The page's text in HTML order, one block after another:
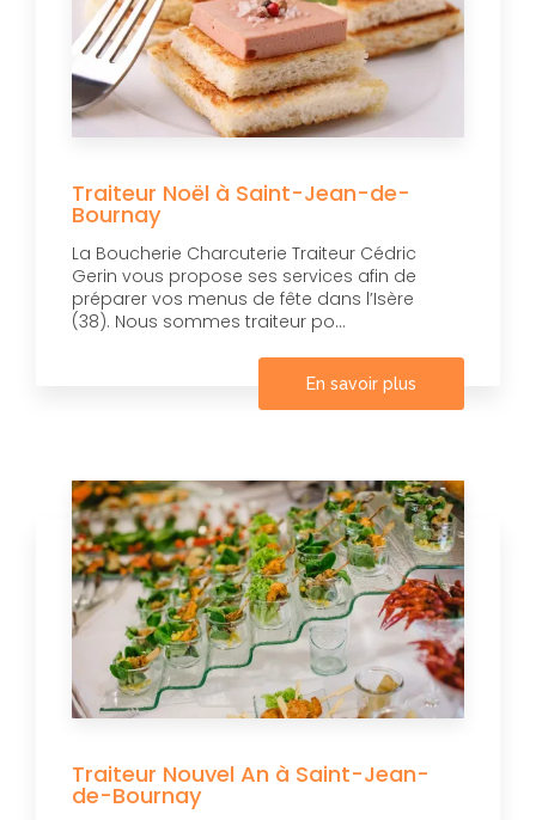
Traiteur Noël à Saint-Jean-de-
Bournay
La Boucherie Charcuterie Traiteur Cédric
Gerin vous propose ses services afin de
préparer vos menus de fête dans l’Isère
(38). Nous sommes traiteur po...
En savoir plus
Traiteur Nouvel An à Saint-Jean-
de-Bournay